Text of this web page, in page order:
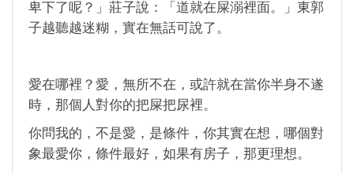
卑下了呢？」莊子說：「道就在屎溺裡面。」東郭
子越聽越迷糊，實在無話可說了。
愛在哪裡？愛，無所不在，或許就在當你半身不遂
時，那個人對你的把屎把尿裡。
你問我的，不是愛，是條件，你其實在想，哪個對
象最愛你，條件最好，如果有房子，那更理想。